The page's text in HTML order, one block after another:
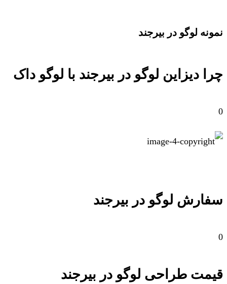
نمونه لوگو در بیرجند
چرا دیزاین لوگو در بیرجند با لوگو داک
0
سفارش لوگو در بیرجند
0
قیمت طراحی لوگو در بیرجند